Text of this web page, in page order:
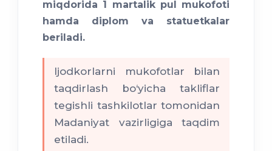
miqdorida 1 martalik pul mukofoti
hamda diplom va statuetkalar
beriladi.
Ijodkorlarni mukofotlar bilan
taqdirlash bo‘yicha takliflar
tegishli tashkilotlar tomonidan
Madaniyat vazirligiga taqdim
etiladi.